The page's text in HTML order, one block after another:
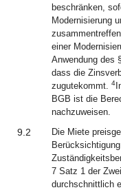
beschränken,
Modernisierung
einer
Anwendung des
dass die
zugutekommt. 4
BGB ist die
nachzuweisen.
9.2
Die Miete
7 Satz 1 der
durchschnittlich